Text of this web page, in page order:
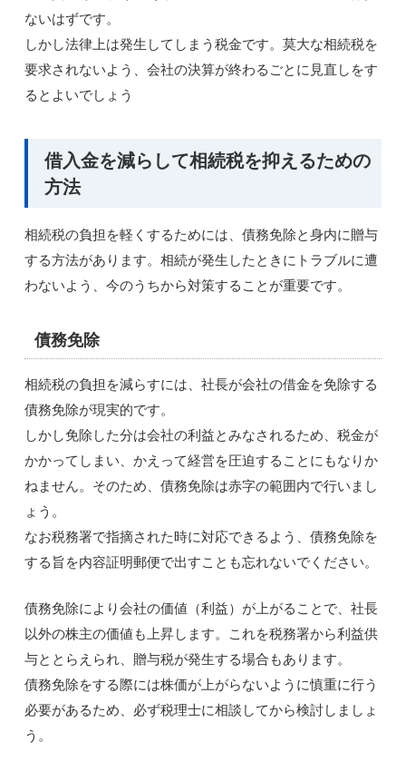
ないはずです。
しかし法律上は発生してしまう税金です。莫大な相続税を
要求されないよう、会社の決算が終わるごとに見直しをす
るとよいでしょう
借入金を減らして相続税を抑えるための
方法
相続税の負担を軽くするためには、債務免除と身内に贈与
する方法があります。相続が発生したときにトラブルに遭
わないよう、今のうちから対策することが重要です。
債務免除
相続税の負担を減らすには、社長が会社の借金を免除する
債務免除が現実的です。
しかし免除した分は会社の利益とみなされるため、税金が
かかってしまい、かえって経営を圧迫することにもなりか
ねません。そのため、債務免除は赤字の範囲内で行いまし
ょう。
なお税務署で指摘された時に対応できるよう、債務免除を
する旨を内容証明郵便で出すことも忘れないでください。
債務免除により会社の価値（利益）が上がることで、社長
以外の株主の価値も上昇します。これを税務署から利益供
与ととらえられ、贈与税が発生する場合もあります。
債務免除をする際には株価が上がらないように慎重に行う
必要があるため、必ず税理士に相談してから検討しましょ
う。